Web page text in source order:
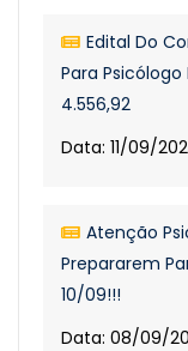
Edital Do
Para
4.556,92
Data: 11/09/
Atenção
Prepararem
10/09!!!
Data: 08/09/